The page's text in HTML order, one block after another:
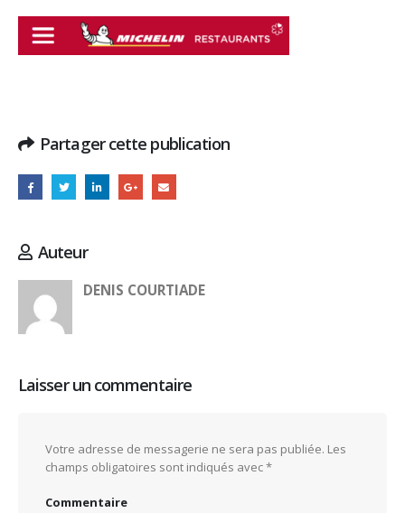
Partager cette publication
Auteur
DENIS COURTIADE
Laisser un commentaire
Votre adresse de messagerie ne sera pas publiée. Les
champs obligatoires sont indiqués avec*
Commentaire